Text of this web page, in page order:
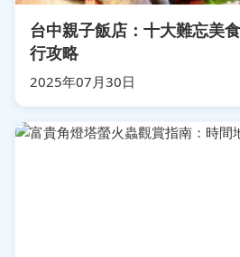
台中親子飯店：十大難忘美
行攻略
2025年07月30日